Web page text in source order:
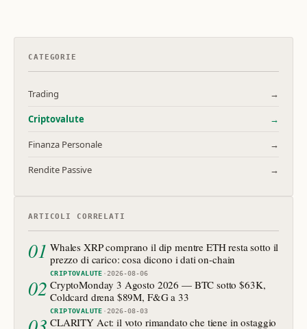
CATEGORIE
Trading →
Criptovalute →
Finanza Personale →
Rendite Passive →
ARTICOLI CORRELATI
01 Whales XRP comprano il dip mentre ETH resta sotto il
prezzo di carico: cosa dicono i dati on-chain
CRIPTOVALUTE ·2026-08-06
02 CryptoMonday 3 Agosto 2026 — BTC sotto $63K,
Coldcard drena $89M, F&G a 33
CRIPTOVALUTE ·2026-08-03
CLARITY Act: il voto rimandato che tiene in ostaggio